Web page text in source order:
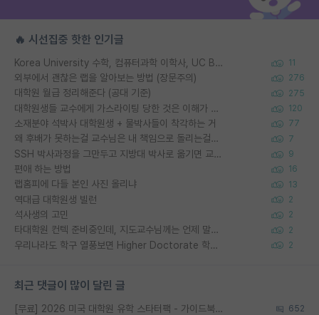
🔥 시선집중 핫한 인기글
Korea University 수학, 컴퓨터과학 이학사, UC Berkeley 산업공학 대학원 공학박사가 되는 것은 쉽지 않겠죠? 11
외부에서 괜찮은 랩을 알아보는 방법 (장문주의) 276
대학원 월급 정리해준다 (공대 기준) 275
대학원생들 교수에게 가스라이팅 당한 것은 이해가 갑니다. 안타깝네요. 120
소재분야 석박사 대학원생 + 물박사들이 착각하는 거 77
왜 후배가 못하는걸 교수님은 내 책임으로 돌리는걸까요? 7
SSH 박사과정을 그만두고 지방대 박사로 옮기면 교수의 꿈은 끝일까요? 9
편애 하는 방법 16
랩홈피에 다들 본인 사진 올리냐 13
역대급 대학원생 빌런 2
석사생의 고민 2
타대학원 컨텍 준비중인데, 지도교수님께는 언제 말씀드려야 할까요? 2
우리나라도 학구 열풍보면 Higher Doctorate 학위가 필요하다고 봅니다. 2
최근 댓글이 많이 달린 글
[무료] 2026 미국 대학원 유학 스타터팩 - 가이드북 & 합격자 컨택메일 템플릿 652